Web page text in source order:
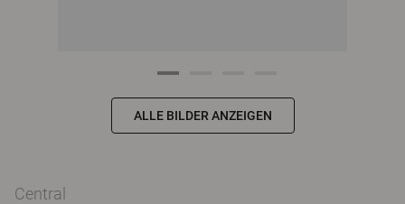
ALLE BILDER ANZEIGEN
Central